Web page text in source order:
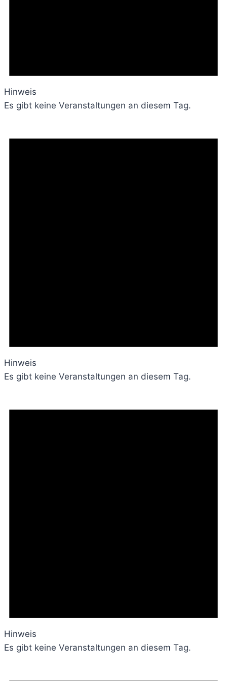
Hinweis
Es gibt keine Veranstaltungen an diesem Tag.
Hinweis
Es gibt keine Veranstaltungen an diesem Tag.
Hinweis
Es gibt keine Veranstaltungen an diesem Tag.